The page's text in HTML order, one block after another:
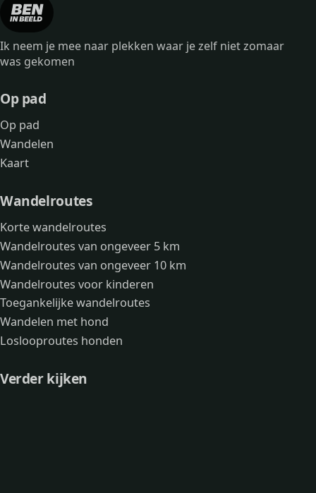
Ik neem je mee naar plekken waar je zelf niet zomaar
was gekomen
Op pad
Op pad
Wandelen
Kaart
Wandelroutes
Korte wandelroutes
Wandelroutes van ongeveer 5 km
Wandelroutes van ongeveer 10 km
Wandelroutes voor kinderen
Toegankelijke wandelroutes
Wandelen met hond
Loslooproutes honden
Verder kijken